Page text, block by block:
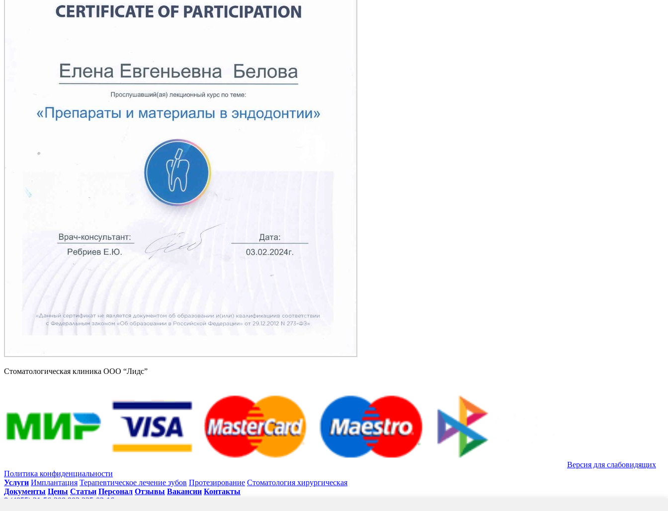
Стоматологическая клиника ООО “Лидс”
Версия для слабовидящих
Политика конфиденциальности
Услуги Имплантация Терапевтическое лечение зубов Протезирование Стоматология хирургическая
Документы Цены Статьи Персонал Отзывы Вакансии Контакты
8 (4855) 21-56-308 902 225-03-16